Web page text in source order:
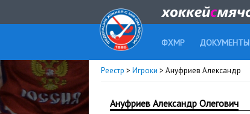
ФХМР ДОКУМЕНТЫ
Реестр > Игроки > Ануфриев Александр
Ануфриев Александр Олегович